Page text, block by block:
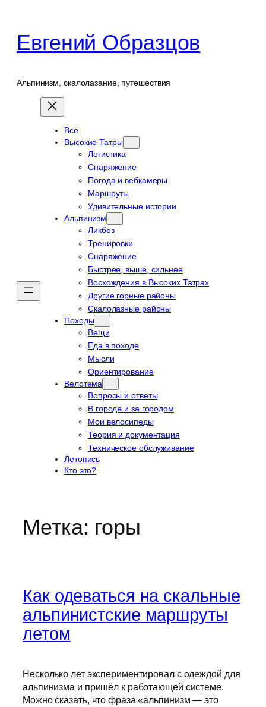
содержимому
Евгений Образцов
Альпинизм, скалолазание, путешествия
Всё
Высокие Татры
Логистика
Снаряжение
Погода и вебкамеры
Маршруты
Удивительные истории
Альпинизм
Ликбез
Тренировки
Снаряжение
Быстрее, выше, сильнее
Восхождения в Высоких Татрах
Другие горные районы
Скалолазные районы
Походы
Вещи
Еда в походе
Мысли
Ориентирование
Велотема
Вопросы и ответы
В городе и за городом
Мои велосипеды
Теория и документация
Техническое обслуживание
Летопись
Кто это?
Метка: горы
Как одеваться на скальные
альпинистские маршруты
летом
Несколько лет экспериментировал с одеждой для
альпинизма и пришёл к работающей системе.
Можно сказать, что фраза «альпинизм — это